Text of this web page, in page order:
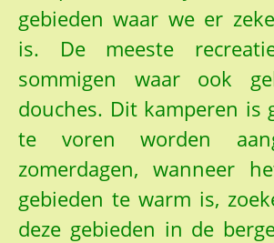
gebieden waar we er
is. De meeste
sommigen waar ook
douches. Dit kamperen is
te voren worden
zomerdagen, wanneer
gebieden te warm is,
deze gebieden in de